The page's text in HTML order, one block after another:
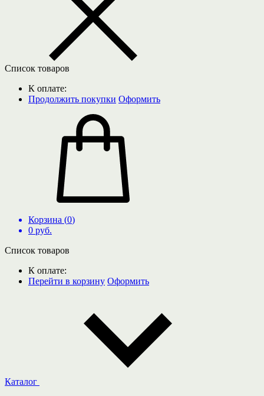
Список товаров
К оплате:
Продолжить покупки Оформить
Корзина (0)
0 руб.
Список товаров
К оплате:
Перейти в корзину Оформить
Каталог